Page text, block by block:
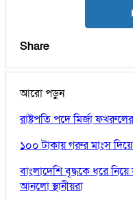
Share
আরো পড়ুন
রাষ্ট্রপতি পদে মির্জা
১০০ টাকায় গরুর মাংস দিয়ে
বাংলাদেশি বৃদ্ধকে ধরে
আনলো স্থানীয়রা